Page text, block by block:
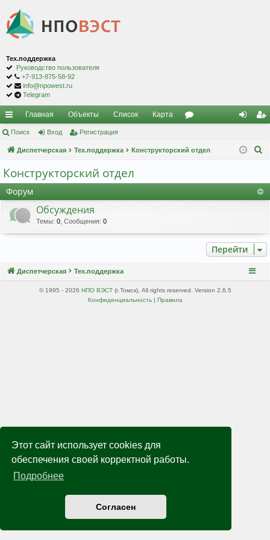
Этот сайт использует cookies для
обеспечения своей корректной работы.
Подробнее
Согласен
Тех.поддержка
Руководство пользователя
+7-913-875-58-92
info@npowest.ru
Telegram
с
ы
лк
Главная Объекты Список Карта
ум д ис
ац
Поиск Вход Регистрация
Диспетчерская Тех.поддержка Конструкторский отдел
к
Конструкторский отдел
Форум
Обсуждения
Темы: 0 Сообщения: 0
Перейти
Диспетчерская Тех.поддержка
© 1995 - 2026 НПО ВЭСТ(г.Томск), All rights reserved. Version 2.6.5
Конфиденциальность| Правила